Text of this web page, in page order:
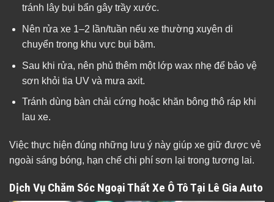
tránh lây bụi bẩn gây trầy xước.
Nên rửa xe 1–2 lần/tuần nếu xe thường xuyên di
chuyển trong khu vực bụi bặm.
Sau khi rửa, nên phủ thêm một lớp wax nhẹ để bảo vệ
sơn khỏi tia UV và mưa axit.
Tránh dùng bàn chải cứng hoặc khăn bông thô ráp khi
lau xe.
Việc thực hiện đúng những lưu ý này giúp xe giữ được vẻ
ngoài sáng bóng, hạn chế chi phí sơn lại trong tương lai.
Dịch Vụ Chăm Sóc Ngoại Thất Xe Ô Tô Tại Lê Gia Auto